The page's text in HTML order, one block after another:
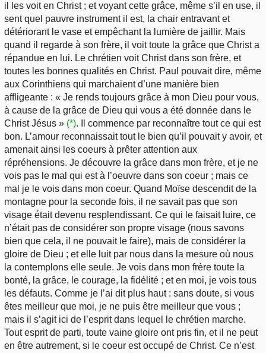
il les voit en Christ ; et voyant cette grâce, même s’il en use, il
sent quel pauvre instrument il est, la chair entravant et
détériorant le vase et empêchant la lumière de jaillir. Mais
quand il regarde à son frère, il voit toute la grâce que Christ a
répandue en lui. Le chrétien voit Christ dans son frère, et
toutes les bonnes qualités en Christ. Paul pouvait dire, même
aux Corinthiens qui marchaient d’une manière bien
affligeante : « Je rends toujours grâce à mon Dieu pour vous,
à cause de la grâce de Dieu qui vous a été donnée dans le
Christ Jésus » (*). Il commence par reconnaître tout ce qui est
bon. L’amour reconnaissait tout le bien qu’il pouvait y avoir, et
amenait ainsi les coeurs à prêter attention aux
répréhensions. Je découvre la grâce dans mon frère, et je ne
vois pas le mal qui est à l’oeuvre dans son coeur ; mais ce
mal je le vois dans mon coeur. Quand Moïse descendit de la
montagne pour la seconde fois, il ne savait pas que son
visage était devenu resplendissant. Ce qui le faisait luire, ce
n’était pas de considérer son propre visage (nous savons
bien que cela, il ne pouvait le faire), mais de considérer la
gloire de Dieu ; et elle luit par nous dans la mesure où nous
la contemplons elle seule. Je vois dans mon frère toute la
bonté, la grâce, le courage, la fidélité ; et en moi, je vois tous
les défauts. Comme je l’ai dit plus haut : sans doute, si vous
êtes meilleur que moi, je ne puis être meilleur que vous ;
mais il s’agit ici de l’esprit dans lequel le chrétien marche.
Tout esprit de parti, toute vaine gloire ont pris fin, et il ne peut
en être autrement, si le coeur est occupé de Christ. Ce n’est